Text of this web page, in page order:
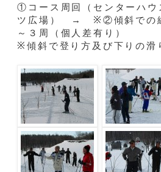
①コース周回（センターハウ
ツ広場） → ※②傾斜での
～３周（個人差有り）
※傾斜で登り方及び下りの滑